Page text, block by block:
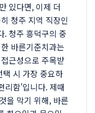
있다면, 이제 더
청주 지역 직장인
. 청주 흥덕구의 중
바른기준치과는
근성으로 주목받
시 가장 중요하
리함'입니다. 제때
을 막기 위해, 바른